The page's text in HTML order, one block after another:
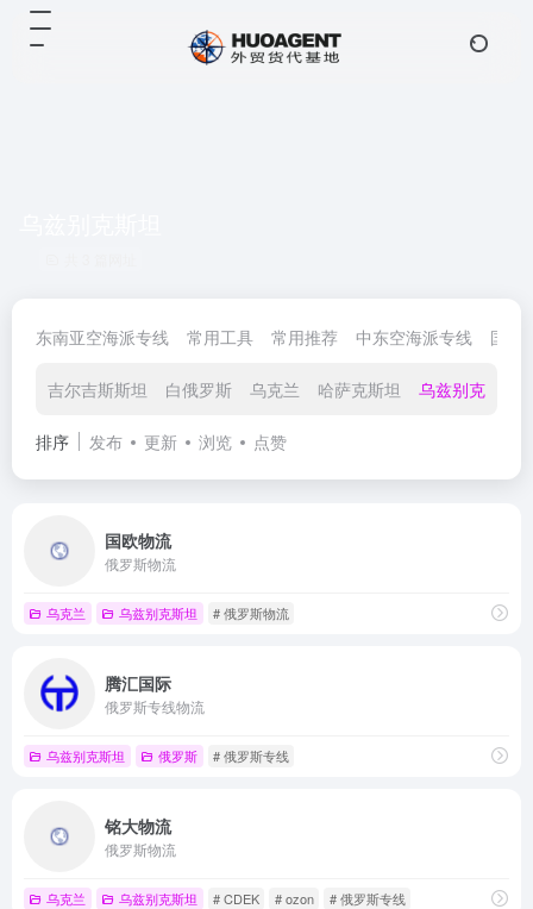
东南亚空海派专线 常用工具 常用推荐 中东空海派专线 国际
吉尔吉斯斯坦 白俄罗斯 乌克兰 哈萨克斯坦 乌兹别克斯坦
排序 发布 更新 浏览 点赞
国欧物流
俄罗斯物流
乌克兰 乌兹别克斯坦 # 俄罗斯物流
腾汇国际
俄罗斯专线物流
乌兹别克斯坦 俄罗斯 # 俄罗斯专线
铭大物流
俄罗斯物流
乌克兰 乌兹别克斯坦 # CDEK # ozon # 俄罗斯专线